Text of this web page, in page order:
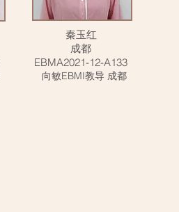
秦玉红
成都
EBMA2021-12-A133
向敏EBMI教导 成都